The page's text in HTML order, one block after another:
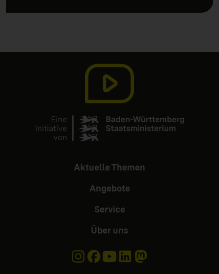
Aktuelle Themen
Angebote
Service
Über uns